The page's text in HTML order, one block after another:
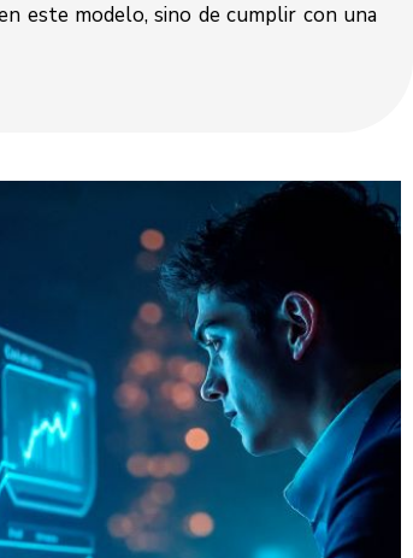
este modelo, sino de cumplir con una